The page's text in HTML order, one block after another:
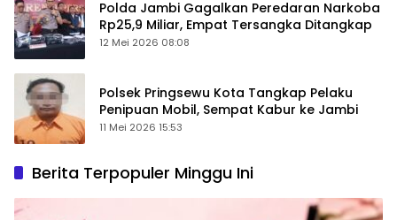
Polda Jambi Gagalkan Peredaran Narkoba
Rp25,9 Miliar, Empat Tersangka Ditangkap
12 Mei 2026 08:08
Polsek Pringsewu Kota Tangkap Pelaku
Penipuan Mobil, Sempat Kabur ke Jambi
11 Mei 2026 15:53
Berita Terpopuler Minggu Ini